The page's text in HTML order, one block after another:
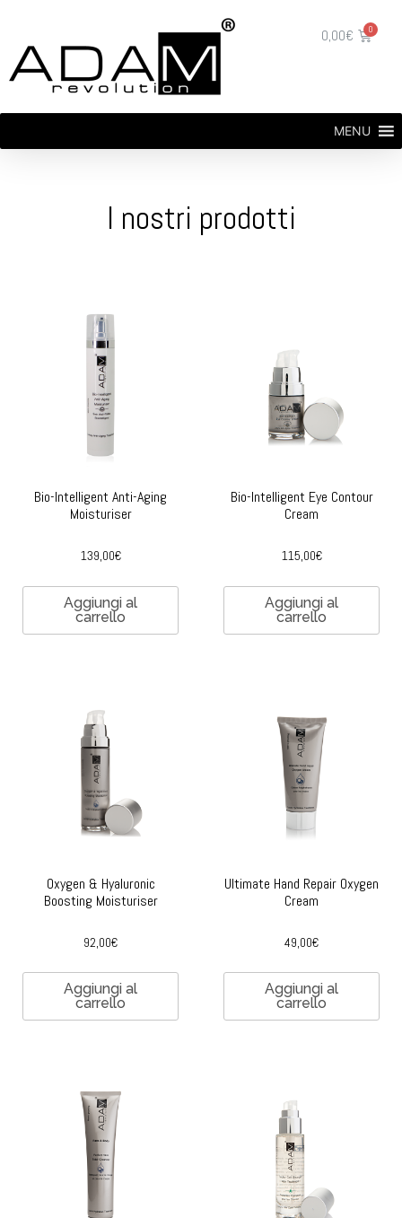
0,00€
MENU
I nostri prodotti
Bio-Intelligent Anti-Aging
Moisturiser
139,00€
Aggiungi al
carrello
Bio-Intelligent Eye Contour
Cream
115,00€
Aggiungi al
carrello
Oxygen & Hyaluronic
Boosting Moisturiser
92,00€
Aggiungi al
carrello
Ultimate Hand Repair Oxygen
Cream
49,00€
Aggiungi al
carrello